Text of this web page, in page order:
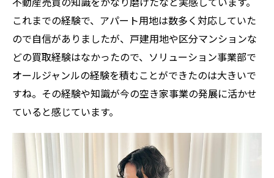
これまでの経験で、アパート用地は数多く対応していた
ので自信がありましたが、戸建用地や区分マンションな
どの買取経験はなかったので、ソリューション事業部で
オールジャンルの経験を積むことができたのは大きいで
すね。その経験や知識が今の空き家事業の発展に活かせ
ていると感じています。